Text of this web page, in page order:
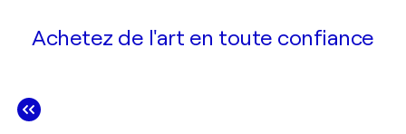
Taunton, Royaume-Uni
2014
Achetez de l'art en toute confiance